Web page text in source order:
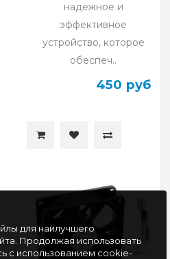
надежное и
эффективное
устройство, которое
обеспеч..
450 руб
для наилучшего
Продолжая использовать
с использованием cookie-